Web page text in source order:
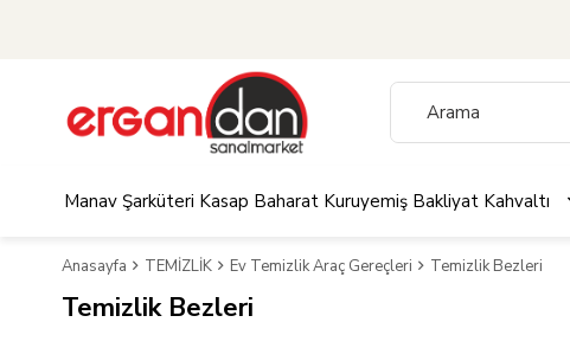
Manav Şarküteri Kasap Baharat Kuruyemiş Bakliyat Kahvaltı
Anasayfa TEMİZLİK Ev Temizlik Araç Gereçleri Temizlik Bezleri
Temizlik Bezleri